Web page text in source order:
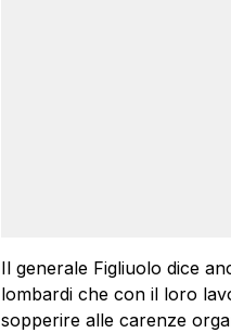
Il generale Figliuolo dice
lombardi che con il loro
sopperire alle carenze